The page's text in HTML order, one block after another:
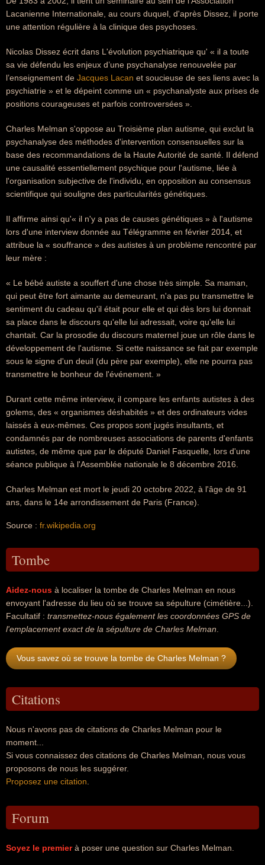
Lacanienne Internationale, au cours duquel, d'après Dissez, il porte
une attention régulière à la clinique des psychoses.
Nicolas Dissez écrit dans L'évolution psychiatrique qu' « il a toute
sa vie défendu les enjeux d’une psychanalyse renouvelée par
l’enseignement de Jacques Lacan et soucieuse de ses liens avec la
psychiatrie » et le dépeint comme un « psychanalyste aux prises de
positions courageuses et parfois controversées ».
Charles Melman s'oppose au Troisième plan autisme, qui exclut la
psychanalyse des méthodes d'intervention consensuelles sur la
base des recommandations de la Haute Autorité de santé. Il défend
une causalité essentiellement psychique pour l'autisme, liée à
l'organisation subjective de l'individu, en opposition au consensus
scientifique qui souligne des particularités génétiques.
Il affirme ainsi qu'« il n'y a pas de causes génétiques » à l'autisme
lors d'une interview donnée au Télégramme en février 2014, et
attribue la « souffrance » des autistes à un problème rencontré par
leur mère :
« Le bébé autiste a souffert d'une chose très simple. Sa maman,
qui peut être fort aimante au demeurant, n'a pas pu transmettre le
sentiment du cadeau qu'il était pour elle et qui dès lors lui donnait
sa place dans le discours qu'elle lui adressait, voire qu'elle lui
chantait. Car la prosodie du discours maternel joue un rôle dans le
développement de l'autisme. Si cette naissance se fait par exemple
sous le signe d'un deuil (du père par exemple), elle ne pourra pas
transmettre le bonheur de l'événement. »
Durant cette même interview, il compare les enfants autistes à des
golems, des « organismes déshabités » et des ordinateurs vides
laissés à eux-mêmes. Ces propos sont jugés insultants, et
condamnés par de nombreuses associations de parents d'enfants
autistes, de même que par le député Daniel Fasquelle, lors d'une
séance publique à l'Assemblée nationale le 8 décembre 2016.
Charles Melman est mort le jeudi 20 octobre 2022, à l'âge de 91
ans, dans le 14e arrondissement de Paris (France).
Source : fr.wikipedia.org
Tombe
Aidez-nous à localiser la tombe de Charles Melman en nous
envoyant l'adresse du lieu où se trouve sa sépulture (cimétière...).
Facultatif : transmettez-nous également les coordonnées GPS de
l'emplacement exact de la sépulture de Charles Melman
Vous savez où se trouve la tombe de Charles Melman ?
Citations
Nous n'avons pas de citations de Charles Melman pour le
moment...
Si vous connaissez des citations de Charles Melman, nous vous
proposons de nous les suggérer.
Proposez une citation
Forum
Soyez le premierà poser une question sur Charles Melman.